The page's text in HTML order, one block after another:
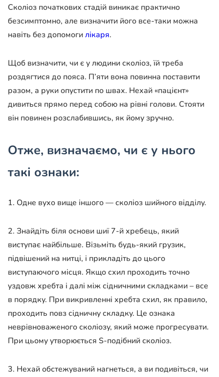
Сколіоз початкових стадій виникає практично
безсимптомно, але визначити його все-таки можна
навіть без допомогилікаря.
Щоб визначити, чи є у людини сколіоз, їй треба
роздягтися до пояса. П’яти вона повинна поставити
разом, а руки опустити по швах. Нехай «пацієнт»
дивиться прямо перед собою на рівні голови. Стояти
він повинен розслабившись, як йому зручно.
Отже, визначаємо, чи є у нього
такі ознаки:
1. Одне вухо вище іншого — сколіоз шийного відділу.
2. Знайдіть біля основи шиї 7-й хребець, який
виступає найбільше. Візьміть будь-який грузик,
підвішений на нитці, і прикладіть до цього
виступаючого місця. Якщо схил проходить точно
уздовж хребта і далі між сідничними складками – все
в порядку. При викривленні хребта схил, як правило,
проходить повз сідничну складку. Це ознака
неврівноваженого сколіозу, який може прогресувати.
При цьому утворюється S-подібний сколіоз.
3. Нехай обстежуваний нагнеться, а ви подивіться, чи